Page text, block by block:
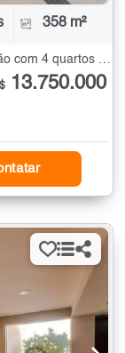
358 m²
13.750.000